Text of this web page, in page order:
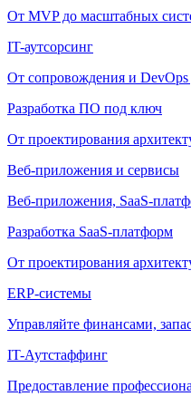
От MVP до масштабных
IT-аутсорсинг
От сопровождения и DevOps
Разработка ПО под ключ
От проектирования
Веб-приложения и сервисы
Веб-приложения, SaaS-
Разработка SaaS-платформ
От проектирования
ERP-системы
Управляйте финансами,
IT-Аутстаффинг
Предоставление